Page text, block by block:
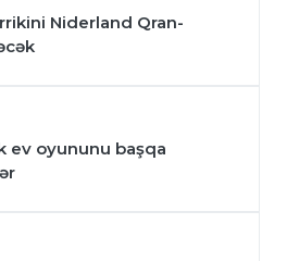
Niderland Qran-
ev oyununu başqa